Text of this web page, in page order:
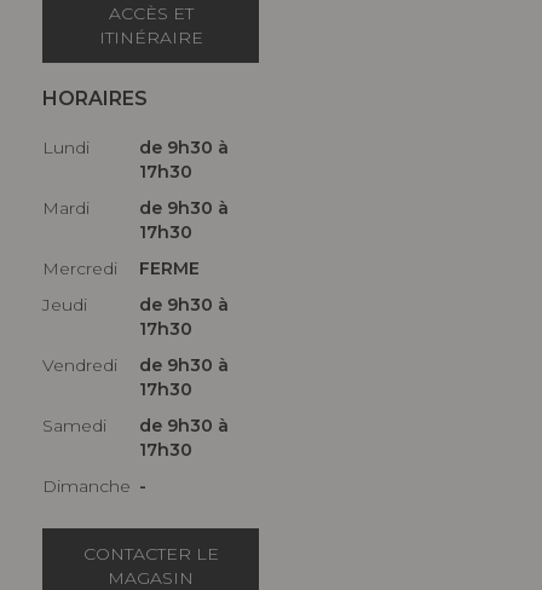
ACCÈS ET
ITINÉRAIRE
HORAIRES
Lundi
de 9h30 à
17h30
Mardi
de 9h30 à
17h30
Mercredi
FERME
Jeudi
de 9h30 à
17h30
Vendredi
de 9h30 à
17h30
Samedi
de 9h30 à
17h30
Dimanche -
CONTACTER LE
MAGASIN